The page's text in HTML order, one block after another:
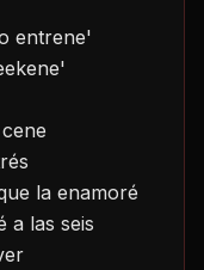
entrene'
la enamoré
a las seis